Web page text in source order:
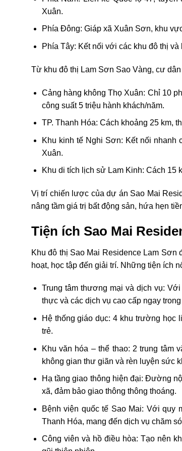
Xuân.
Phía Đông: Giáp xã Xuân Sơn, khu
Phía Tây: Kết nối với các khu đô thị
Từ khu đô thị Lam Sơn Sao Vàng, cư
Cảng hàng không Thọ Xuân: Chỉ 10
công suất 5 triệu hành khách/năm.
TP. Thanh Hóa: Cách khoảng 25 km,
Khu kinh tế Nghi Sơn: Kết nối nhanh
Xuân.
Khu di tích lịch sử Lam Kinh: Cách 15
Vị trí chiến lược của dự án Sao Mai
nâng tầm giá trị bất động sản, hứa hẹn
Tiện ích Sao Mai
Khu đô thị Sao Mai Residence Lam
hoạt, học tập đến giải trí. Những tiện ích
Trung tâm thương mại và dịch vụ: Với
thực và các dịch vụ cao cấp ngay
Hệ thống giáo dục: 4 khu trường học
trẻ.
Khu văn hóa – thể thao: 2 trung tâm
không gian thư giãn và rèn luyện sức
Hạ tầng giao thông hiện đại: Đường
xã, đảm bảo giao thông thông thoáng.
Bệnh viện quốc tế Sao Mai: Với quy
Thanh Hóa, mang đến dịch vụ chăm
Công viên và hồ điều hòa: Tạo nên